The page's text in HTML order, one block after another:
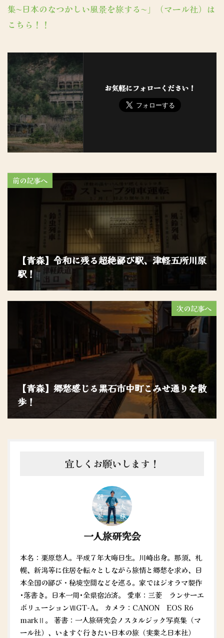
集〜日本のなつかしい風景を旅する〜」（マール社）は
こちら！！
お気軽にフォローください！
前の記事へ
【青森】令和に残る超絶鄙び駅、津軽五所川原
駅！
次の記事へ
【青森】郷愁感じる黒石市中町こみせ通りを散
歩！
宜しくお願いします！
一人旅研究会
本名：栗原悠人。平成７年大晦日生。川崎出身。那須、札
幌、新潟等に住居を転々としながら旅情と郷愁を求め、日
本全国の鄙び・秘境空間などを巡る。家ではジオラマ製作
•落書き。日本一周•全県宿泊済。 愛車：三菱 ランサーエ
ボリューションⅦGT-A。 カメラ：CANON EOS R6
markⅡ。 著書：一人旅研究会ノスタルジック写真集（マ
ール社）、いますぐ行きたい日本の旅（実業之日本社）